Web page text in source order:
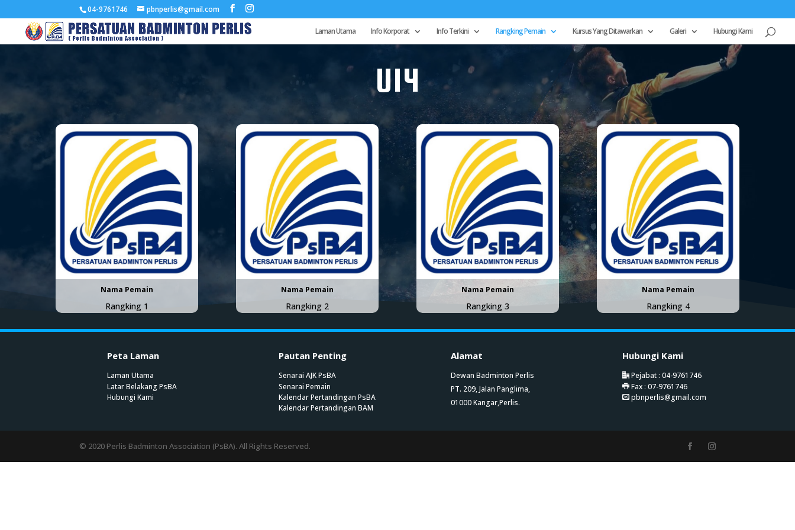
04-9761746 pbnperlis@gmail.com
Laman Utama Info Korporat Info Terkini Rangking Pemain Kursus Yang Ditawarkan Galeri Hubungi Kami
U14
Nama Pemain
Rangking 1
Nama Pemain
Rangking 2
Nama Pemain
Rangking 3
Nama Pemain
Rangking 4
Peta Laman
Laman Utama
Latar Belakang PsBA
Hubungi Kami
Pautan Penting
Senarai AJK PsBA
Senarai Pemain
Kalendar Pertandingan PsBA
Kalendar Pertandingan BAM
Alamat
Dewan Badminton Perlis
PT. 209, Jalan Panglima,
01000 Kangar,Perlis.
Hubungi Kami
Pejabat : 04-9761746
Fax : 07-9761746
pbnperlis@gmail.com
© 2020 Perlis Badminton Association (PsBA). All Rights Reserved.